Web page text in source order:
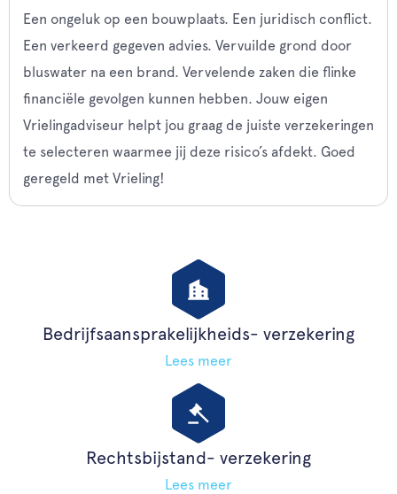
Een ongeluk op een bouwplaats. Een juridisch conflict.
Een verkeerd gegeven advies. Vervuilde grond door
bluswater na een brand. Vervelende zaken die flinke
financiële gevolgen kunnen hebben. Jouw eigen
Vrielingadviseur helpt jou graag de juiste verzekeringen
te selecteren waarmee jij deze risico’s afdekt. Goed
geregeld met Vrieling!
Bedrijfsaansprakelijkheids- verzekering
Lees meer
Rechtsbijstand- verzekering
Lees meer